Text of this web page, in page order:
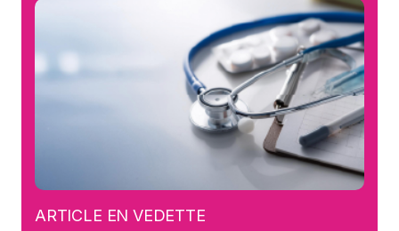
ARTICLE EN VEDETTE